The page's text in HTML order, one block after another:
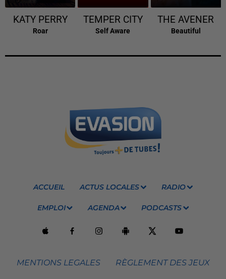
KATY PERRY
Roar
TEMPER CITY
Self Aware
THE AVENER
Beautiful
ACCUEIL ACTUS LOCALES RADIO
EMPLOI AGENDA PODCASTS
MENTIONS LEGALES RÈGLEMENT DES JEUX